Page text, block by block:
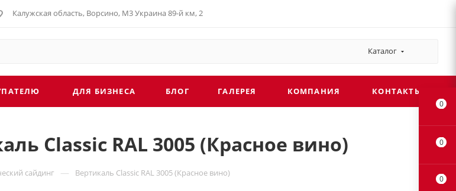
Калужская область, Ворсино, М3 Украина 89-й км, 2
Каталог
ДЛЯ БИЗНЕСА БЛОГ ГАЛЕРЕЯ КОМПАНИЯ КОНТАКТЫ
Classic RAL 3005 (Красное вино)
сайдинг — Вертикаль Classic RAL 3005 (Красное вино)
0
0
0